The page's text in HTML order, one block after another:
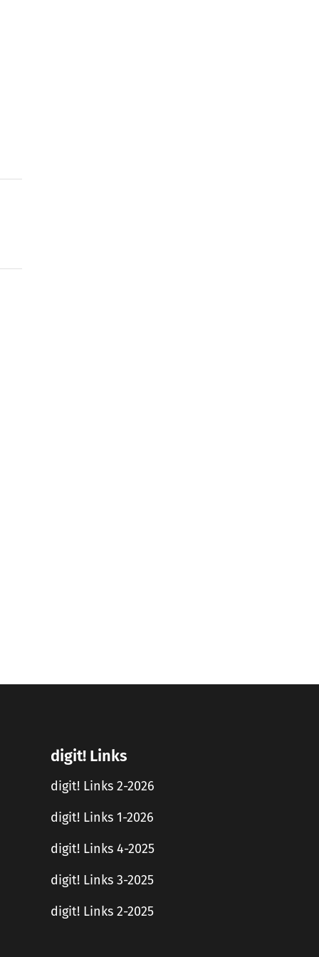
digit! Links
digit! Links 2-2026
digit! Links 1-2026
digit! Links 4-2025
digit! Links 3-2025
digit! Links 2-2025